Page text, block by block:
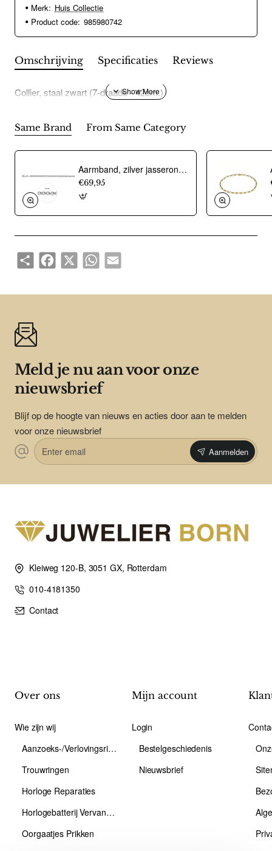
Merk: Huis Collectie
Product code: 985980742
Omschrijving Specificaties Reviews
Collier, staal zwart (7-draads - 42cm.)
Same Brand From Same Category
Aarmband, zilver jasseron 4,5mm. (lengte 18cm.) - 10274
€69,95
ShareFacebook
X WhatsAppEmail
Meld je nu aan voor onze
nieuwsbrief
Blijf op de hoogte van nieuws en acties door aan te melden
voor onze nieuwsbrief
Enter
email
Aanmelden
Kleiweg 120-B, 3051 GX, Rotterdam
010-4181350
Contact
Over ons
Wie zijn wij
Aanzoeks-/Verlovingsring
Trouwringen
Horloge Reparaties
Horlogebatterij Vervangen
Oorgaatjes Prikken
Mijn account
Login
Bestelgeschiedenis
Nieuwsbrief